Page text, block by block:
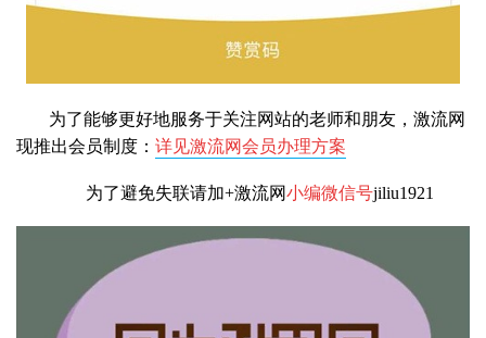
为了能够更好地服务于关注网站的老师和朋友，激流网
现推出会员制度： 详见激流网会员办理方案
为了避免失联请加+激流网小编微信号jiliu1921